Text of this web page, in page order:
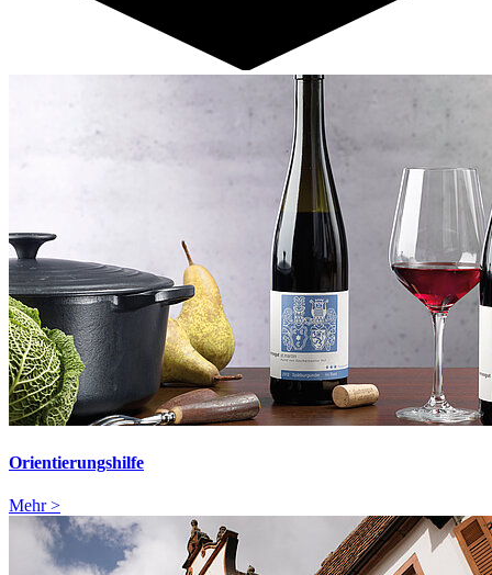
Orientierungshilfe
Mehr >